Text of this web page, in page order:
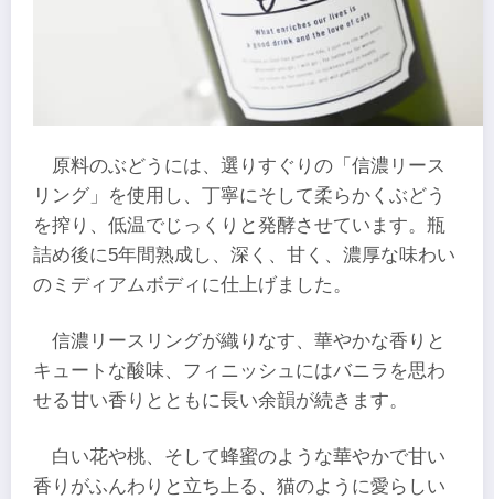
原料のぶどうには、選りすぐりの「信濃リース
リング」を使用し、丁寧にそして柔らかくぶどう
を搾り、低温でじっくりと発酵させています。瓶
詰め後に5年間熟成し、深く、甘く、濃厚な味わい
のミディアムボディに仕上げました。
信濃リースリングが織りなす、華やかな香りと
キュートな酸味、フィニッシュにはバニラを思わ
せる甘い香りとともに長い余韻が続きます。
白い花や桃、そして蜂蜜のような華やかで甘い
香りがふんわりと立ち上る、猫のように愛らしい